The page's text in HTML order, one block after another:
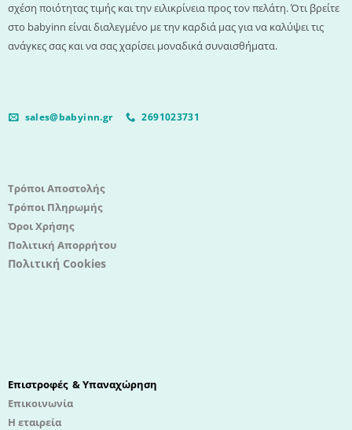
σχέση ποιότητας τιμής και την ειλικρίνεια προς τον πελάτη. Ότι βρείτε
στο babyinn είναι διαλεγμένο με την καρδιά μας για να καλύψει τις
ανάγκες σας και να σας χαρίσει μοναδικά συναισθήματα.
sales@babyinn.gr 2691023731
Τρόποι Αποστολής
Τρόποι Πληρωμής
Όροι Χρήσης
Πολιτική Απορρήτου
Πολιτική Cookies
Επιστροφές & Υπαναχώρηση
Επικοινωνία
Η εταιρεία